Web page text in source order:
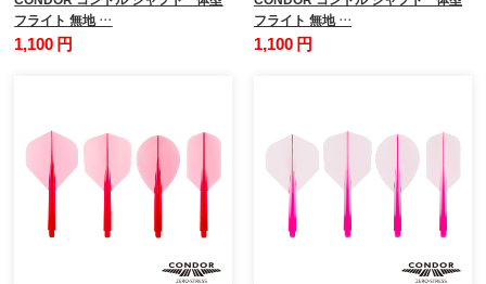
フライト 無地 …
1,100 円
フライト 無地 …
1,100 円